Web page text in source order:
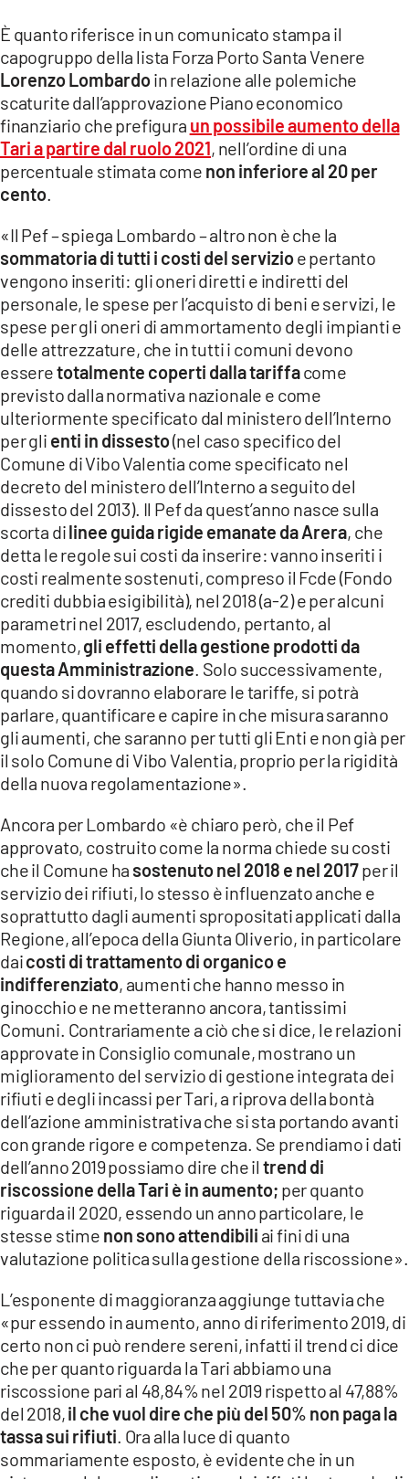
LACAPITALENEWS.IT
App
ANDROID
APPLE
È quanto riferisce in un comunicato stampa il
capogruppo della lista Forza Porto Santa Venere
Lorenzo Lombardoin relazione alle polemiche
scaturite dall’approvazione Piano economico
finanziario che prefigura un possibile aumento della
Tari a partire dal ruolo 2021, nell’ordine di una
percentuale stimata come non inferiore al 20 per
cento
«Il Pef – spiega Lombardo – altro non è che la
sommatoria di tutti i costi del servizioe pertanto
vengono inseriti: gli oneri diretti e indiretti del
personale, le spese per l’acquisto di beni e servizi, le
spese per gli oneri di ammortamento degli impianti e
delle attrezzature, che in tutti i comuni devono
esseretotalmente coperti dalla tariffacome
previsto dalla normativa nazionale e come
ulteriormente specificato dal ministero dell’Interno
per gli enti in dissesto(nel caso specifico del
Comune di Vibo Valentia come specificato nel
decreto del ministero dell’Interno a seguito del
dissesto del 2013). Il Pef da quest’anno nasce sulla
scorta dilinee guida rigide emanate da Arera, che
detta le regole sui costi da inserire: vanno inseriti i
costi realmente sostenuti, compreso il Fcde (Fondo
crediti dubbia esigibilità), nel 2018 (a-2) e per alcuni
parametri nel 2017, escludendo, pertanto, al
momento,gli effetti della gestione prodotti da
questa Amministrazione . Solo successivamente,
quando si dovranno elaborare le tariffe, si potrà
parlare, quantificare e capire in che misura saranno
gli aumenti, che saranno per tutti gli Enti e non già per
il solo Comune di Vibo Valentia, proprio per la rigidità
della nuova regolamentazione».
Ancora per Lombardo «è chiaro però, che il Pef
approvato, costruito come la norma chiede su costi
che il Comune ha sostenuto nel 2018 e nel 2017per il
servizio dei rifiuti, lo stesso è influenzato anche e
soprattutto dagli aumenti spropositati applicati dalla
Regione, all’epoca della Giunta Oliverio, in particolare
daicosti di trattamento di organico e
indifferenziato, aumenti che hanno messo in
ginocchio e ne metteranno ancora, tantissimi
Comuni. Contrariamente a ciò che si dice, le relazioni
approvate in Consiglio comunale, mostrano un
miglioramento del servizio di gestione integrata dei
rifiuti e degli incassi per Tari, a riprova della bontà
dell’azione amministrativa che si sta portando avanti
con grande rigore e competenza. Se prendiamo i dati
dell’anno 2019 possiamo dire che il trend di
riscossione della Tari è in aumento; per quanto
riguarda il 2020, essendo un anno particolare, le
stesse stime non sono attendibili ai fini di una
valutazione politica sulla gestione della riscossione».
L’esponente di maggioranza aggiunge tuttavia che
«pur essendo in aumento, anno di riferimento 2019, di
certo non ci può rendere sereni, infatti il trend ci dice
che per quanto riguarda la Tari abbiamo una
riscossione pari al 48,84% nel 2019 rispetto al 47,88%
del 2018,il che vuol dire che più del 50% non paga la
tassa sui rifiuti . Ora alla luce di quanto
sommariamente esposto, è evidente che in un